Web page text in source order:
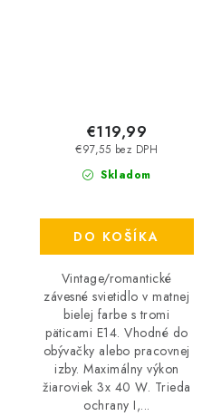
Skladom
€97,55 bez DPH
€119,99
DO KOŠÍKA
Vintage/romantické
závesné svietidlo v matnej
bielej farbe s tromi
päticami E14. Vhodné do
obývačky alebo pracovnej
izby. Maximálny výkon
žiaroviek 3x 40 W. Trieda
ochrany I,...